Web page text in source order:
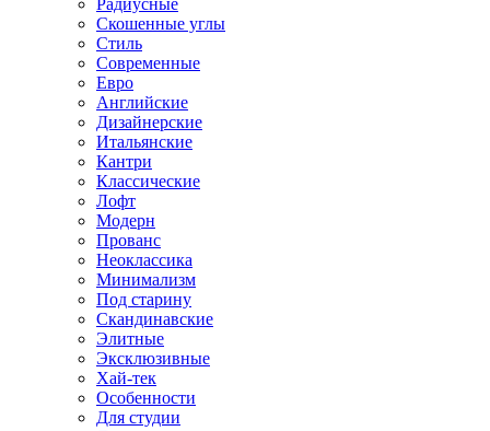
Радиусные
Скошенные углы
Стиль
Современные
Евро
Английские
Дизайнерские
Итальянские
Кантри
Классические
Лофт
Модерн
Прованс
Неоклассика
Минимализм
Под старину
Скандинавские
Элитные
Эксклюзивные
Хай-тек
Особенности
Для студии